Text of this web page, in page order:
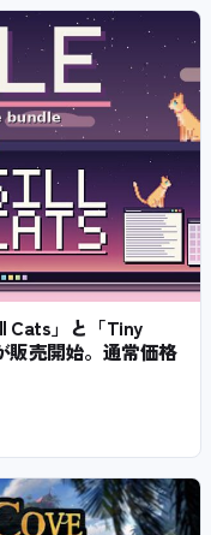
Cats」と「Tiny
販売開始。通常価格